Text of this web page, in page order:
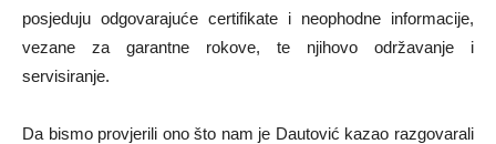
posjeduju odgovarajuće certifikate i neophodne informacije,
vezane za garantne rokove, te njihovo održavanje i
servisiranje.
Da bismo provjerili ono što nam je Dautović kazao razgovarali